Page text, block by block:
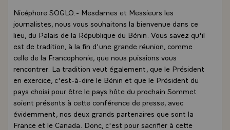
Nicéphore SOGLO.- Mesdames et Messieurs les
journalistes, nous vous souhaitons la bienvenue dans ce
lieu, du Palais de la République du Bénin. Vous savez qu'il
est de tradition, à la fin d'une grande réunion, comme
celle de la Francophonie, que nous puissions vous
rencontrer. La tradition veut également, que le Président
en exercice, c'est-à-dire le Bénin et que le Président du
pays choisi pour être le pays hôte du prochain Sommet
soient présents à cette conférence de presse, avec
évidemment, nos deux grands partenaires que sont la
France et le Canada. Donc, c'est pour sacrifier à cette